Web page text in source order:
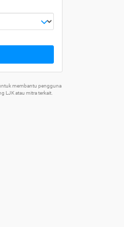
membantu pengguna
LJK atau mitra terkait.